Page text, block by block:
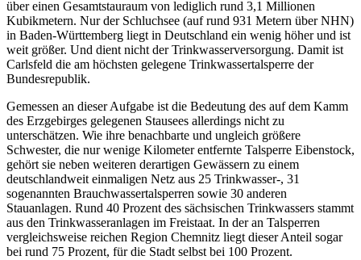
über einen Gesamtstauraum von lediglich rund 3,1 Millionen
Kubikmetern. Nur der Schluchsee (auf rund 931 Metern über NHN)
in Baden-Württemberg liegt in Deutschland ein wenig höher und ist
weit größer. Und dient nicht der Trinkwasserversorgung. Damit ist
Carlsfeld die am höchsten gelegene Trinkwassertalsperre der
Bundesrepublik.
Gemessen an dieser Aufgabe ist die Bedeutung des auf dem Kamm
des Erzgebirges gelegenen Stausees allerdings nicht zu
unterschätzen. Wie ihre benachbarte und ungleich größere
Schwester, die nur wenige Kilometer entfernte Talsperre Eibenstock,
gehört sie neben weiteren derartigen Gewässern zu einem
deutschlandweit einmaligen Netz aus 25 Trinkwasser-, 31
sogenannten Brauchwassertalsperren sowie 30 anderen
Stauanlagen. Rund 40 Prozent des sächsischen Trinkwassers stammt
aus den Trinkwasseranlagen im Freistaat. In der an Talsperren
vergleichsweise reichen Region Chemnitz liegt dieser Anteil sogar
bei rund 75 Prozent, für die Stadt selbst bei 100 Prozent.